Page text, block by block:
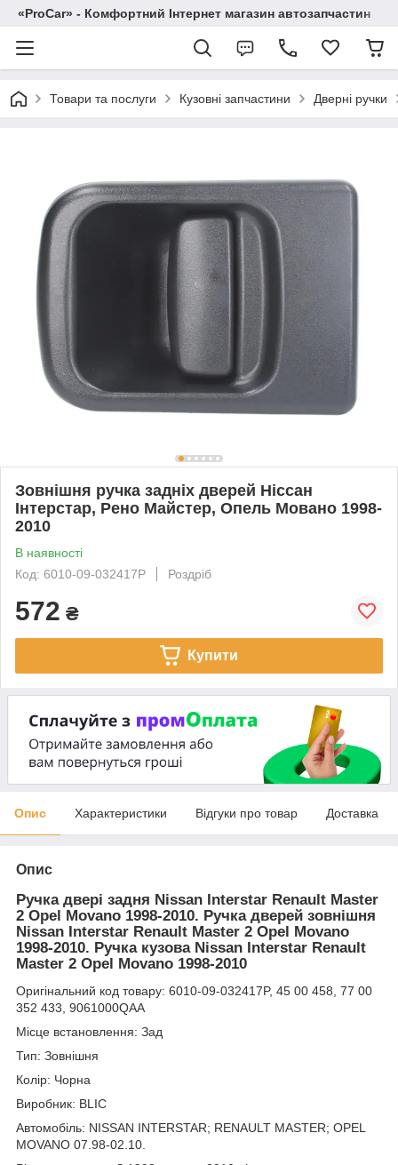
«ProCar» - Комфортний Інтернет магазин автозапчастин
Товари та послуги Кузовні запчастини Дверні ручки
Зовнішня ручка задніх дверей Ніссан
Інтерстар, Рено Майстер, Опель Мовано 1998-
2010
В наявності
Код: 6010-09-032417P
Роздріб
572 ₴
Купити
Опис Характеристики Відгуки про товар Доставка
Опис
Ручка двері задня Nissan Interstar Renault Master
2 Opel Movano 1998-2010. Ручка дверей зовнішня
Nissan Interstar Renault Master 2 Opel Movano
1998-2010. Ручка кузова Nissan Interstar Renault
Master 2 Opel Movano 1998-2010
Оригінальний код товару: 6010-09-032417P, 45 00 458, 77 00
352 433, 9061000QAA
Місце встановлення: Зад
Тип: Зовнішня
Колір: Чорна
Виробник: BLIC
Автомобіль: NISSAN INTERSTAR; RENAULT MASTER; OPEL
MOVANO 07.98-02.10.